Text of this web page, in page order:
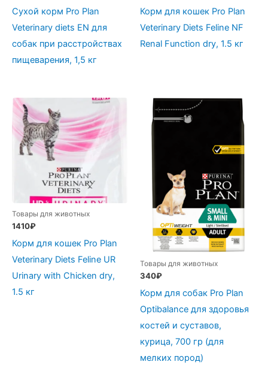
Сухой корм Pro Plan
Veterinary diets EN для
собак при расстройствах
пищеварения, 1,5 кг
Корм для кошек Pro Plan
Veterinary Diets Feline NF
Renal Function dry, 1.5 кг
Товары для животных
1410₽
Корм для кошек Pro Plan
Veterinary Diets Feline UR
Urinary with Chicken dry,
1.5 кг
Товары для животных
340₽
Корм для собак Pro Plan
Optibalance для здоровья
костей и суставов,
курица, 700 гр (для
мелких пород)